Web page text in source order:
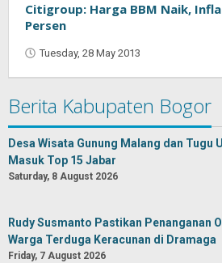
Citigroup: Harga BBM Naik,
Persen
Tuesday, 28 May 2013
Berita Kabupaten Bogor
Desa Wisata Gunung Malang dan Tugu
Masuk Top 15 Jabar
Saturday, 8 August 2026
Rudy Susmanto Pastikan Penanganan
Warga Terduga Keracunan di Dramaga
Friday, 7 August 2026